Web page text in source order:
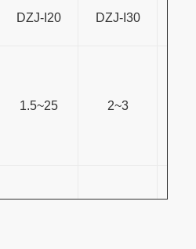
DZJ-I20 DZJ-I30
1.5~25 2~3
18.5kw 22kw